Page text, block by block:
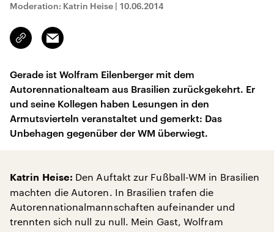
Moderation: Katrin Heise | 10.06.2014
Link
kopieren/teilen
Email
Gerade ist Wolfram Eilenberger mit dem
Autorennationalteam aus Brasilien zurückgekehrt. Er
und seine Kollegen haben Lesungen in den
Armutsvierteln veranstaltet und gemerkt: Das
Unbehagen gegenüber der WM überwiegt.
Katrin Heise: Den Auftakt zur Fußball-WM in Brasilien
machten die Autoren. In Brasilien trafen die
Autorennationalmannschaften aufeinander und
trennten sich null zu null. Mein Gast, Wolfram